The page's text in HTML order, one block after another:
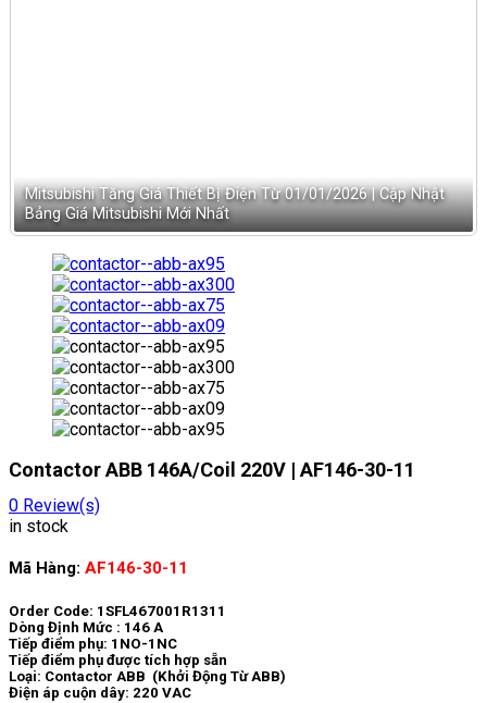
Mitsubishi Tăng Giá Thiết Bị Điện Từ 01/01/2026 | Cập Nhật
Bảng Giá Mitsubishi Mới Nhất
Contactor ABB 146A/Coil 220V | AF146-30-11
0 Review(s)
in stock
Mã Hàng: AF146-30-11
Order Code: 1SFL467001R1311
Dòng Định Mức : 146 A
Tiếp điểm phụ: 1NO-1NC
Tiếp điểm phụ được tích hợp sẵn
Loại: Contactor ABB (Khởi Động Từ ABB)
Điện áp cuộn dây: 220 VAC